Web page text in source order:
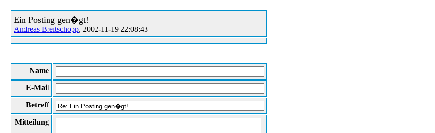
Ein Posting gen�gt!
Andreas Breitschopp, 2002-11-19 22:08:43
Name
E-Mail
Betreff
Mitteilung